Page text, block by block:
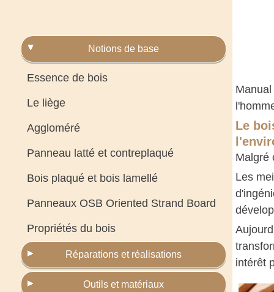
Notions de base
Essence de bois
Le liège
Aggloméré
Panneau latté et contreplaqué
Bois plaqué et bois lamellé
Panneaux OSB Oriented Strand Board
Propriétés du bois
Réparations et réalisations
Outils et matériaux
Le
Malgré
Les
intérêt